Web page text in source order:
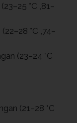
°C ,81–
°C ,74–
(23–24 °C
(21–28 °C